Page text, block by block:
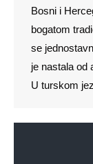
Bosni i
bogatom
se
je nastala od
U turskom